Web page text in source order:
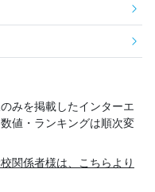
みを掲載したインターエ
値・ランキングは順次変
関係者様は、こちらより